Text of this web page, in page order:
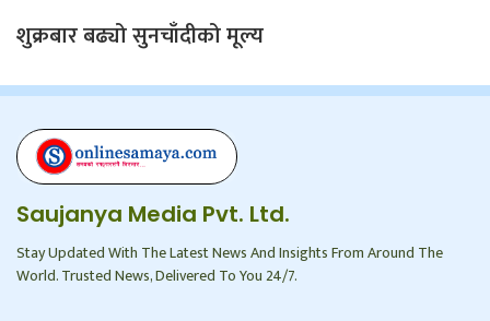
शुक्रबार बढ्यो सुनचाँदीको मूल्य
Saujanya Media Pvt. Ltd.
Stay Updated With The Latest News And Insights From Around The
World. Trusted News, Delivered To You 24/7.